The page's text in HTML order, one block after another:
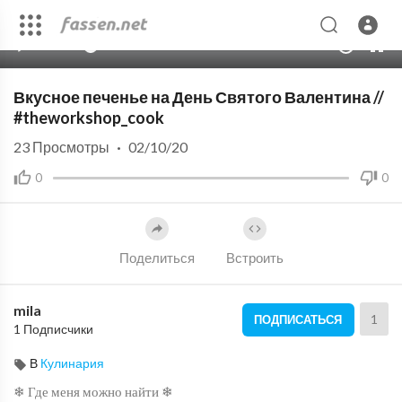
Вкусное печенье на День Святого Валентина //
#theworkshop_cook
0 0
23 Просмотры · 02/10/20
Поделиться Встроить
mila
1 Подписчики
ПОДПИСАТЬСЯ 1
В Кулинария
❄ Где меня можно найти ❄